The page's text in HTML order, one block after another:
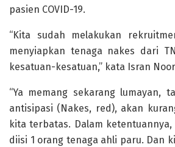
pasien COVID-19.
“Kita sudah melakukan
menyiapkan tenaga nakes dari
kesatuan-kesatuan,” kata Isran
“Ya memang sekarang lumayan,
antisipasi (Nakes, red), akan
kita terbatas. Dalam ketentuannya,
diisi 1 orang tenaga ahli paru. Dan